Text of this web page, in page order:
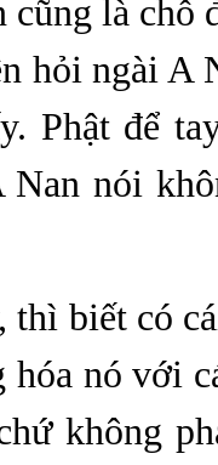
cũng là chỗ
hỏi ngài A
Phật để
nói
biết có
hóa nó với
không